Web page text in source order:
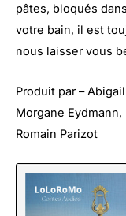
pâtes, bloqués
votre bain, il est
nous laisser vous
Produit par –
Morgane
Romain Parizot